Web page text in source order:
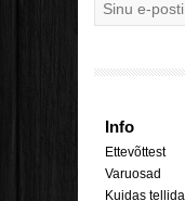
Info
Ettevõttest
Varuosad
Kuidas tellida